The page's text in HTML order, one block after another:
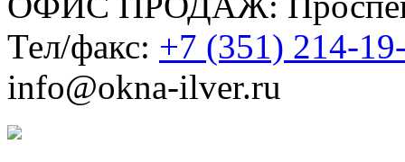
Тел/факс: +7 (351) 214-
info@okna-ilver.ru